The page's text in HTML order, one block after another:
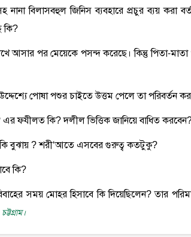
বিলাসবহুল জিনিস ব্যবহারে প্রচুর ব্যয় করা
কি?
আসার পর মেয়েকে পসন্দ করেছে। কিন্তু পিতা-মাতা
পোষা পশুর চাইতে উত্তম পেলে তা পরিবর্তন
ফযীলত কি? দলীল ভিত্তিক জানিয়ে বাধিত
বুঝায় ? শরী‘আতে এসবের গুরুত্ব কতটুকু?
কি?
সময় মোহর হিসাবে কি দিয়েছিলেন? তার